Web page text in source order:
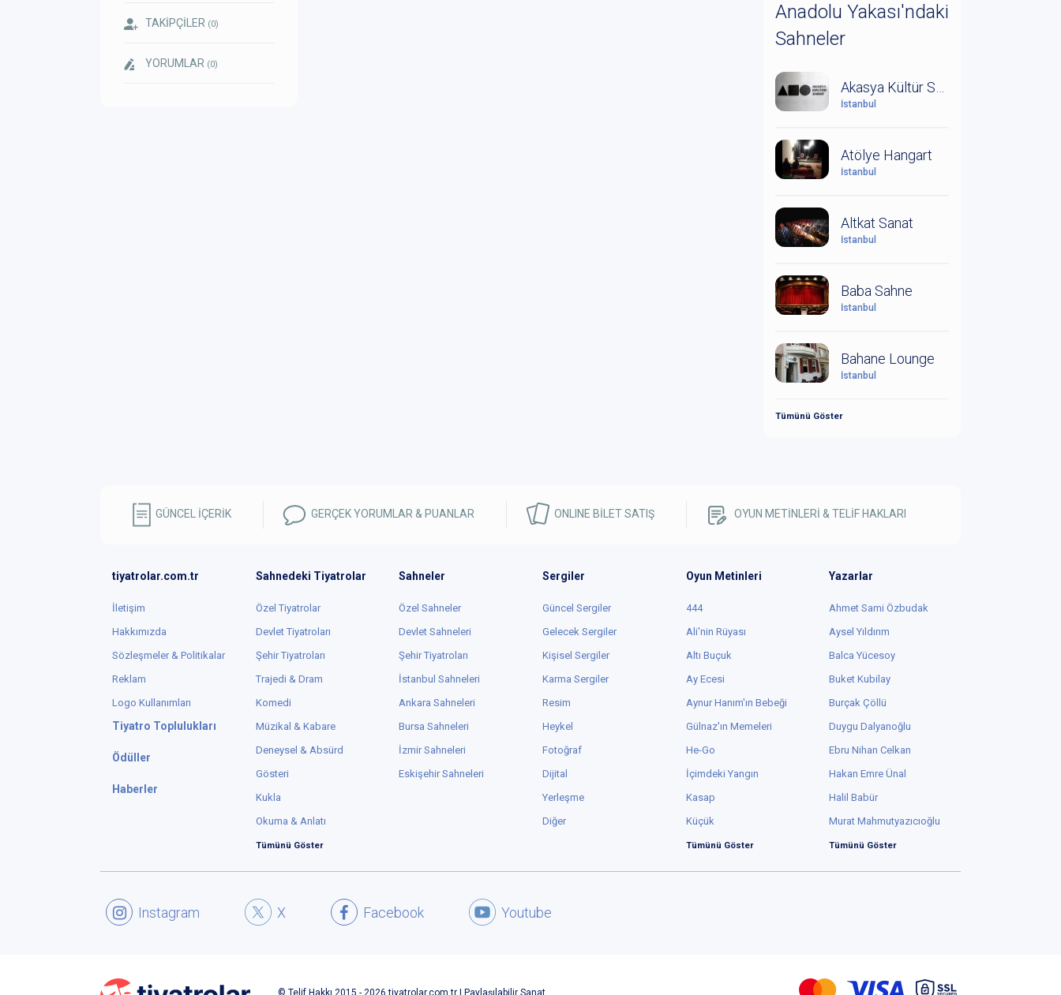
TAKİPÇİLER (0)
YORUMLAR (0)
Anadolu Yakası'ndaki
Sahneler
İstanbul
Atölye Hangart
İstanbul
Altkat Sanat
İstanbul
Baba Sahne
İstanbul
Bahane Lounge
İstanbul
Tümünü Göster
GÜNCEL İÇERİK GERÇEK YORUMLAR & PUANLAR ONLINE BİLET SATIŞ OYUN METİNLERİ & TELİF HAKLARI
tiyatrolar.com.tr
İletişim
Hakkımızda
Sözleşmeler & Politikalar
Reklam
Logo Kullanımları
Tiyatro Toplulukları
Ödüller
Haberler
Sahnedeki Tiyatrolar
Özel Tiyatrolar
Devlet Tiyatroları
Şehir Tiyatroları
Trajedi & Dram
Komedi
Müzikal & Kabare
Deneysel & Absürd
Gösteri
Kukla
Okuma & Anlatı
Tümünü Göster
Sahneler
Özel Sahneler
Devlet Sahneleri
Şehir Tiyatroları
İstanbul Sahneleri
Ankara Sahneleri
Bursa Sahneleri
İzmir Sahneleri
Eskişehir Sahneleri
Sergiler
Güncel Sergiler
Gelecek Sergiler
Kişisel Sergiler
Karma Sergiler
Resim
Heykel
Fotoğraf
Dijital
Yerleşme
Diğer
Oyun Metinleri
444
Ali'nin Rüyası
Altı Buçuk
Ay Ecesi
Aynur Hanım'ın Bebeği
Gülnaz'ın Memeleri
He-Go
İçimdeki Yangın
Kasap
Küçük
Tümünü Göster
Yazarlar
Ahmet Sami Özbudak
Aysel Yıldırım
Balca Yücesoy
Buket Kubilay
Burçak Çöllü
Duygu Dalyanoğlu
Ebru Nihan Celkan
Hakan Emre Ünal
Halil Babür
Murat Mahmutyazıcıoğlu
Tümünü Göster
Youtube
Facebook
X
Instagram
© Telif Hakkı 2015 - 2026 tiyatrolar.com.tr | Paylaşılabilir Sanat